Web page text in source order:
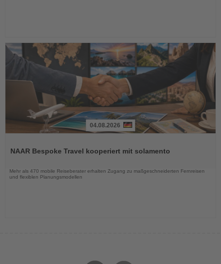
die
04.08.2026
NAAR Bespoke Travel kooperiert mit solamento
Mehr als 470 mobile Reiseberater erhalten Zugang zu maßgeschneiderten Fernreisen
und flexiblen Planungsmodellen